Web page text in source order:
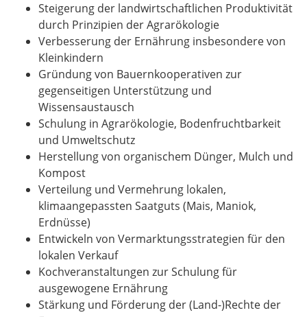
Steigerung der landwirtschaftlichen Produktivität
durch Prinzipien der Agrarökologie
Verbesserung der Ernährung insbesondere von
Kleinkindern
Gründung von Bauernkooperativen zur
gegenseitigen Unterstützung und
Wissensaustausch
Schulung in Agrarökologie, Bodenfruchtbarkeit
und Umweltschutz
Herstellung von organischem Dünger, Mulch und
Kompost
Verteilung und Vermehrung lokalen,
klimaangepassten Saatguts (Mais, Maniok,
Erdnüsse)
Entwickeln von Vermarktungsstrategien für den
lokalen Verkauf
Kochveranstaltungen zur Schulung für
ausgewogene Ernährung
Stärkung und Förderung der (Land-)Rechte der